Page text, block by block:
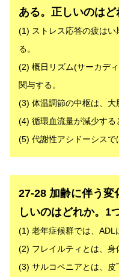
ある。正しいのはど
(1) ストレス応答の疲は
る。
(2) 概日リズム(サーカデ
関与する。
(3) 体温調節の中枢は、大
(4) 循環血流量が減少する
(5) 代謝性アシドーシスで
解答
27-28 加齢に伴う変
しいのはどれか。1
(1) 老年症候群では、ADL
(2) フレイルティとは、身
(3) サルコペニアとは、皮